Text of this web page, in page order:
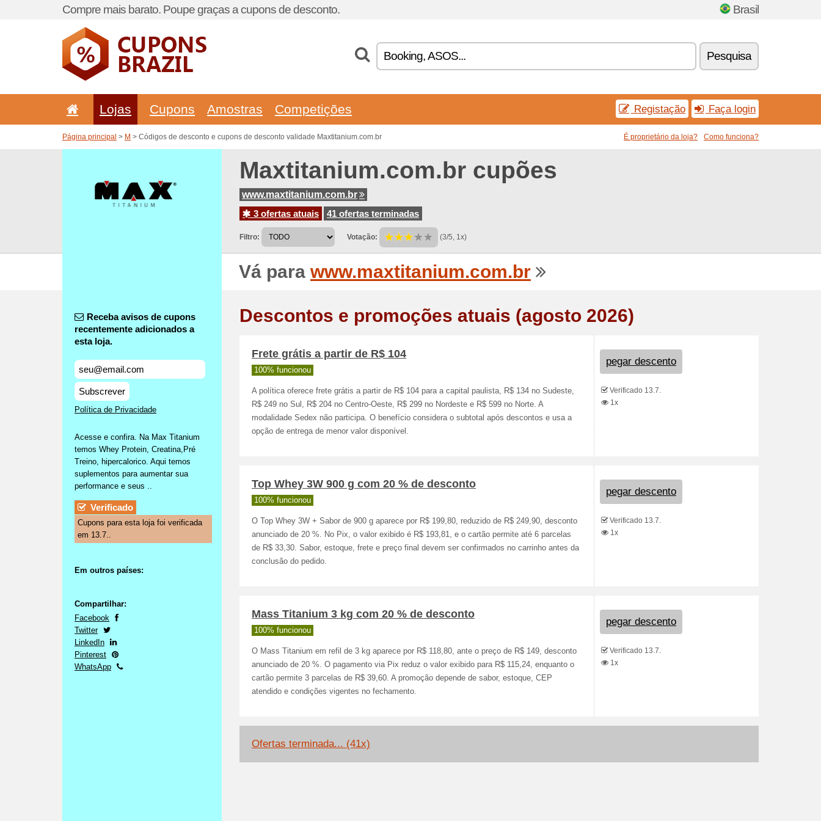
Compre mais barato. Poupe graças a cupons de desconto. Brasil
Pesquisa
Lojas Cupons Amostras Competições Registação Faça login
Página principal > M > Códigos de desconto e cupons de desconto validade Maxtitanium.com.br É proprietário da loja? Como funciona?
Maxtitanium.com.br cupões
www.maxtitanium.com.br
3 ofertas atuais
41 ofertas terminadas
Filtro: Votação: (3/5, 1x)
Vá para www.maxtitanium.com.br
Receba avisos de cupons
recentemente adicionados a
esta loja.
Subscrever
Política de Privacidade
Acesse e confira. Na Max Titanium
temos Whey Protein, Creatina,Pré
Treino, hipercalorico. Aqui temos
suplementos para aumentar sua
performance e seus ..
Verificado
Cupons para esta loja foi verificada
em 13.7..
Em outros países:
Compartilhar:
Facebook
Twitter
LinkedIn
Pinterest
WhatsApp
Descontos e promoções atuais (agosto 2026)
Frete grátis a partir de R$ 104
100% funcionou
A política oferece frete grátis a partir de R$ 104 para a capital paulista, R$ 134 no Sudeste,
R$ 249 no Sul, R$ 204 no Centro-Oeste, R$ 299 no Nordeste e R$ 599 no Norte. A
modalidade Sedex não participa. O benefício considera o subtotal após descontos e usa a
opção de entrega de menor valor disponível.
pegar descento
Verificado 13.7.
1x
Top Whey 3W 900 g com 20 % de desconto
100% funcionou
O Top Whey 3W + Sabor de 900 g aparece por R$ 199,80, reduzido de R$ 249,90, desconto
anunciado de 20 %. No Pix, o valor exibido é R$ 193,81, e o cartão permite até 6 parcelas
de R$ 33,30. Sabor, estoque, frete e preço final devem ser confirmados no carrinho antes da
conclusão do pedido.
pegar descento
Verificado 13.7.
1x
Mass Titanium 3 kg com 20 % de desconto
100% funcionou
O Mass Titanium em refil de 3 kg aparece por R$ 118,80, ante o preço de R$ 149, desconto
anunciado de 20 %. O pagamento via Pix reduz o valor exibido para R$ 115,24, enquanto o
cartão permite 3 parcelas de R$ 39,60. A promoção depende de sabor, estoque, CEP
atendido e condições vigentes no fechamento.
pegar descento
Verificado 13.7.
1x
Ofertas terminada... (41x)